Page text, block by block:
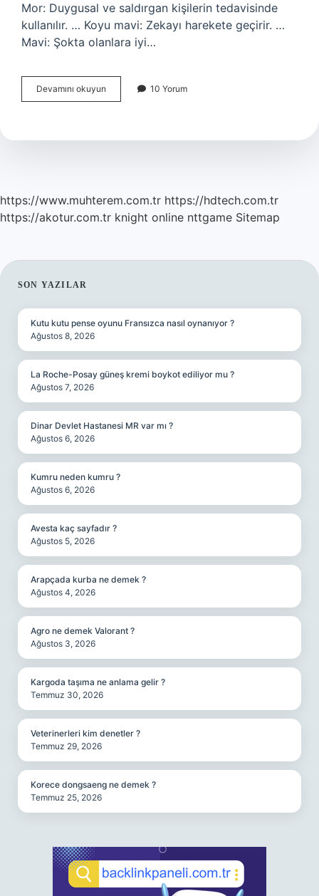
Mor: Duygusal ve saldırgan kişilerin tedavisinde
kullanılır. … Koyu mavi: Zekayı harekete geçirir. …
Mavi: Şokta olanlara iyi…
Devamını okuyun
Renk
Eder
10 Yorum
https://www.muhterem.com.tr https://hdtech.com.tr
https://akotur.com.tr knight online nttgame Sitemap
SIDEBAR
SON YAZILAR
Kutu kutu pense oyunu Fransızca nasıl oynanıyor ?
Ağustos 8, 2026
La Roche-Posay güneş kremi boykot ediliyor mu ?
Ağustos 7, 2026
Dinar Devlet Hastanesi MR var mı ?
Ağustos 6, 2026
Kumru neden kumru ?
Ağustos 6, 2026
Avesta kaç sayfadır ?
Ağustos 5, 2026
Arapçada kurba ne demek ?
Ağustos 4, 2026
Agro ne demek Valorant ?
Ağustos 3, 2026
Kargoda taşıma ne anlama gelir ?
Temmuz 30, 2026
Veterinerleri kim denetler ?
Temmuz 29, 2026
Korece dongsaeng ne demek ?
Temmuz 25, 2026